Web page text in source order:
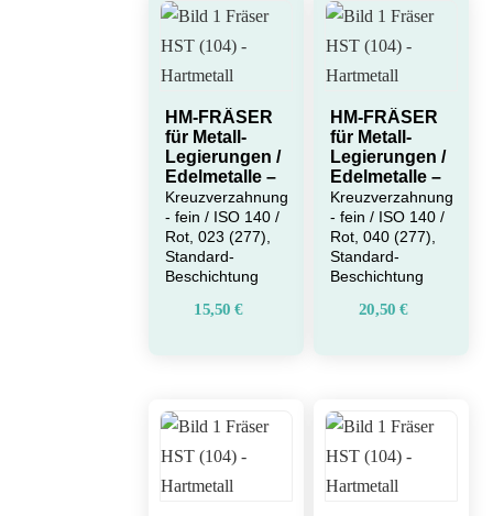
HM-FRÄSER
für Metall-
Legierungen /
Edelmetalle –
Kreuzverzahnung
- fein / ISO 140 /
Rot, 023 (277),
Standard-
Beschichtung
15,50€
HM-FRÄSER
für Metall-
Legierungen /
Edelmetalle –
Kreuzverzahnung
- fein / ISO 140 /
Rot, 040 (277),
Standard-
Beschichtung
20,50€